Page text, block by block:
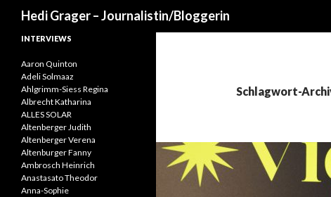
Hedi Grager – Journalistin/Bloggerin
Schlagwort-
INTERVIEWS
Aaron Quinton
Adeli Solmaaz
Ahlgrimm-Siess Regina
Albrecht Katharina
ALLES SOLAR
Altenberger Judith
Altenberger Verena
Altenburger Fanny
Ambrosch Heinrich
Anastasato Theodor
Anna-Sophie